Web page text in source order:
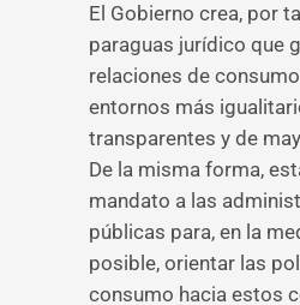
El Gobierno crea, por
paraguas jurídico que
relaciones de
entornos más
transparentes y de
De la misma forma,
mandato a las
públicas para, en la
posible, orientar las
consumo hacia estos